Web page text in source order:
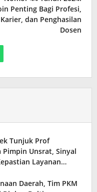
Penting Bagi Profesi,
Karier, dan Penghasilan
Dosen
Tunjuk Prof
Pimpin Unsrat, Sinyal
Layanan
Daerah, Tim PKM